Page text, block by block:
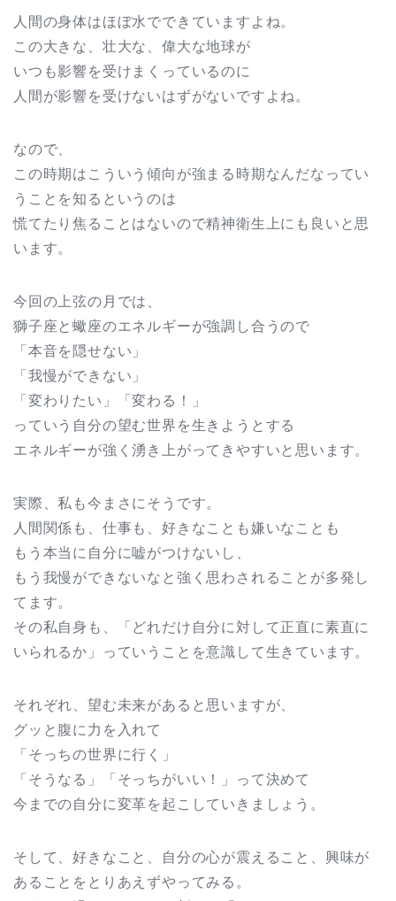
人間の身体はほぼ水でできていますよね。
この大きな、壮大な、偉大な地球が
いつも影響を受けまくっているのに
人間が影響を受けないはずがないですよね。
なので、
この時期はこういう傾向が強まる時期なんだなってい
うことを知るというのは
慌てたり焦ることはないので精神衛生上にも良いと思
います。
今回の上弦の月では、
獅子座と蠍座のエネルギーが強調し合うので
「本音を隠せない」
「我慢ができない」
「変わりたい」「変わる！」
っていう自分の望む世界を生きようとする
エネルギーが強く湧き上がってきやすいと思います。
実際、私も今まさにそうです。
人間関係も、仕事も、好きなことも嫌いなことも
もう本当に自分に嘘がつけないし、
もう我慢ができないなと強く思わされることが多発し
てます。
その私自身も、「どれだけ自分に対して正直に素直に
いられるか」っていうことを意識して生きています。
それぞれ、望む未来があると思いますが、
グッと腹に力を入れて
「そっちの世界に行く」
「そうなる」「そっちがいい！」って決めて
今までの自分に変革を起こしていきましょう。
そして、好きなこと、自分の心が震えること、興味が
あることをとりあえずやってみる。